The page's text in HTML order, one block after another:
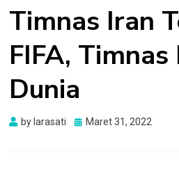
Timnas Iran
FIFA,
Dunia
by larasati
Posted
Maret 31, 2022